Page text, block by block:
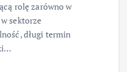
rolę zarówno w
sektorze
długi termin